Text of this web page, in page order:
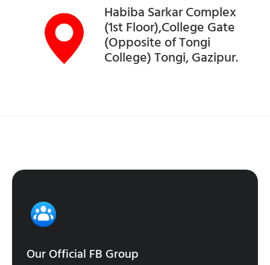
Habiba Sarkar Complex
(1st Floor),College Gate
(Opposite of Tongi
College) Tongi, Gazipur.
Our Official FB Group